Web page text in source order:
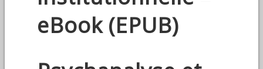
eBook (EPUB)